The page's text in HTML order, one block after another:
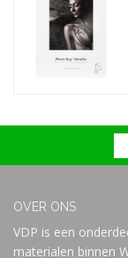
340 gr (1)
Merken
OVER ONS
VDP is een
materialen binnen